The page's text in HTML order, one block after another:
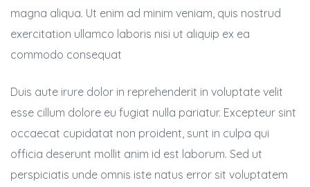
magna aliqua. Ut enim ad minim veniam, quis nostrud
exercitation ullamco laboris nisi ut aliquip ex ea
commodo consequat
Duis aute irure dolor in reprehenderit in voluptate velit
esse cillum dolore eu fugiat nulla pariatur. Excepteur sint
occaecat cupidatat non proident, sunt in culpa qui
officia deserunt mollit anim id est laborum. Sed ut
perspiciatis unde omnis iste natus error sit voluptatem